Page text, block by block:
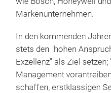
Markenunternehmen.
In den kommenden
stets den "hohen
Exzellenz" als Ziel
Management
schaffen, erstklassigen